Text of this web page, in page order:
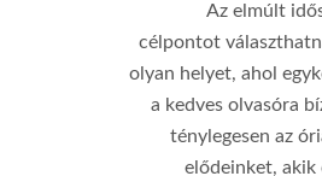
Az elmúlt
célpontot
olyan helyet, ahol
a kedves olvasóra
ténylegesen az
elődeinket, akik